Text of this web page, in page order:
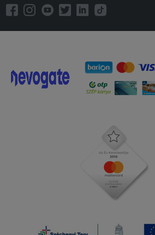
Az étel finom volt. Egy hibája,
kihűlt, mire ideért.
2025-07-27 - Hightower:
80 perc alatt ért ki alig
egy kis varos.. hat nem kell a
Szállítási idő több mint másfél
Köszönöm a gyors kiszállitást.